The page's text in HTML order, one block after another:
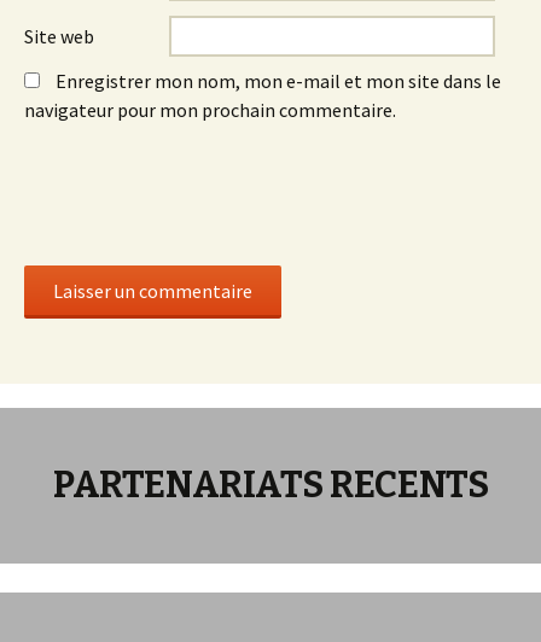
Site web
Enregistrer mon nom, mon e-mail et mon site dans le
navigateur pour mon prochain commentaire.
PARTENARIATS RECENTS